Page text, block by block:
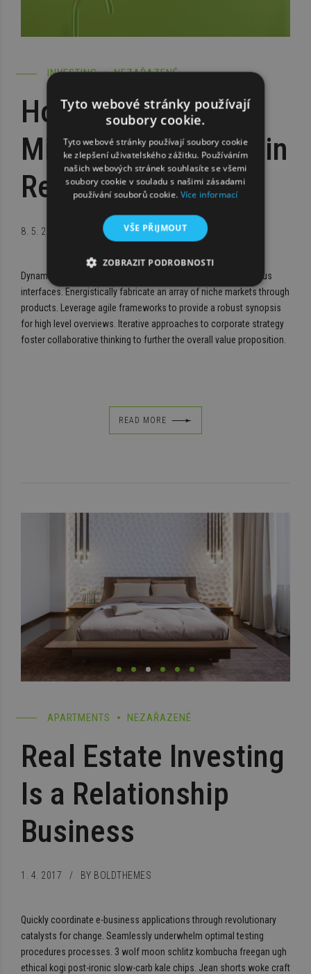
INVESTING NEZAŘAZENÉ
How to Avoid
Mistakes Investing in
Real Estate?
8. 5. 2017 BY BOLDTHEMES
Dynamically reinvent market-driven opportunities and ubiquitous
interfaces. Energistically fabricate an array of niche markets through
products. Leverage agile frameworks to provide a robust synopsis
for high level overviews. Iterative approaches to corporate strategy
foster collaborative thinking to further the overall value proposition.
READ MORE
APARTMENTS NEZAŘAZENÉ
Real Estate Investing
Is a Relationship
Business
1. 4. 2017 BY BOLDTHEMES
Quickly coordinate e-business applications through revolutionary
catalysts for change. Seamlessly underwhelm optimal testing
procedures processes. 3 wolf moon schlitz kombucha freegan ugh
ethical kogi post-ironic slow-carb kale chips. Jean shorts woke craft
Tyto webové stránky používají
soubory cookie.
Tyto webové stránky používají soubory cookie
ke zlepšení uživatelského zážitku. Používáním
našich webových stránek souhlasíte se všemi
soubory cookie v souladu s našimi zásadami
používání souborů cookie. Více informací
VŠE PŘIJMOUT
ZOBRAZIT PODROBNOSTI